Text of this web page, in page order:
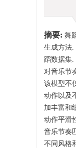
摘要: 舞
生成方法.
蹈数据集
对音乐节
该模型不
动作以及
加丰富和
动作平滑
音乐节奏
不同风格